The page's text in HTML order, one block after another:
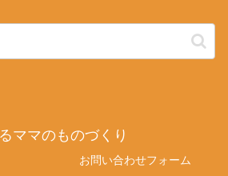
ママのものづくり
お問い合わせフォーム